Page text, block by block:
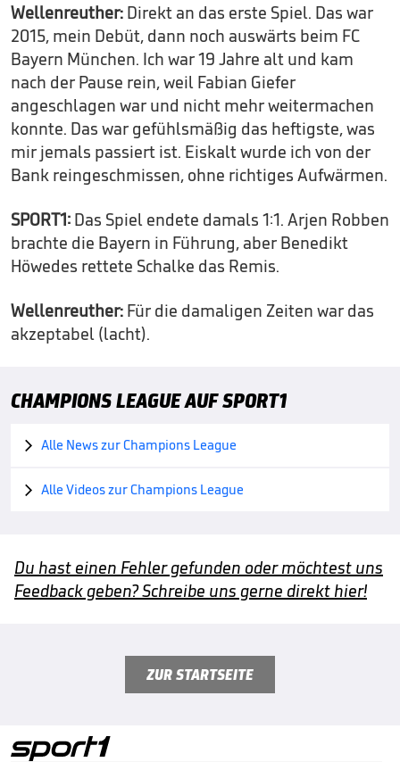
Wellenreuther: Direkt an das erste Spiel. Das war
2015, mein Debüt, dann noch auswärts beim FC
Bayern München. Ich war 19 Jahre alt und kam
nach der Pause rein, weil Fabian Giefer
angeschlagen war und nicht mehr weitermachen
konnte. Das war gefühlsmäßig das heftigste, was
mir jemals passiert ist. Eiskalt wurde ich von der
Bank reingeschmissen, ohne richtiges Aufwärmen.
SPORT1: Das Spiel endete damals 1:1. Arjen Robben
brachte die Bayern in Führung, aber Benedikt
Höwedes rettete Schalke das Remis.
Wellenreuther: Für die damaligen Zeiten war das
akzeptabel (lacht).
CHAMPIONS LEAGUE AUF SPORT1
 Alle News zur Champions League
 Alle Videos zur Champions League
Du hast einen Fehler gefunden oder möchtest uns
Feedback geben? Schreibe uns gerne direkt hier!
ZUR STARTSEITE